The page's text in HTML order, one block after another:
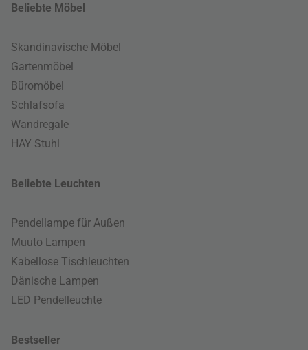
Beliebte Möbel
Skandinavische Möbel
Gartenmöbel
Büromöbel
Schlafsofa
Wandregale
HAY Stuhl
Beliebte Leuchten
Pendellampe für Außen
Muuto Lampen
Kabellose Tischleuchten
Dänische Lampen
LED Pendelleuchte
Bestseller